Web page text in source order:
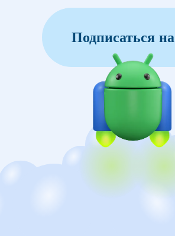
Подписаться на